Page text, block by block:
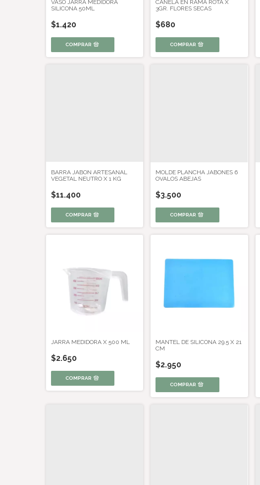
VASO JARRA MEDIDORA
SILICONA 50ML
$1.420
CANELA EN RAMA ROTA X
3GR. FLORES SECAS
$680
BARRA JABON ARTESANAL
VEGETAL NEUTRO X 1 KG
$11.400
MOLDE PLANCHA JABONES 6
OVALOS ABEJAS
$3.500
JARRA MEDIDORA X 500 ML
$2.650
MANTEL DE SILICONA 29.5 X 21
CM
$2.950